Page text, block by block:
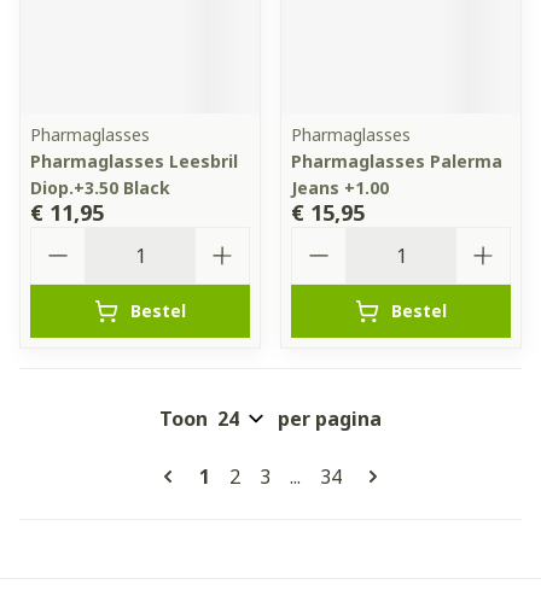
Pharmaglasses
Pharmaglasses Leesbril
Diop.+3.50 Black
€ 11,95
Bestel
Pharmaglasses
Pharmaglasses Palerma
Jeans +1.00
€ 15,95
Bestel
Pagina's
U lees momenteel pagina
1 Pagina
2 Pagina
3 ... Pagina
34
Toon per pagina